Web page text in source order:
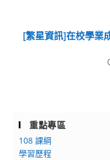
[繁星資訊]在校學業
重點專區
108 課綱
學習歷程